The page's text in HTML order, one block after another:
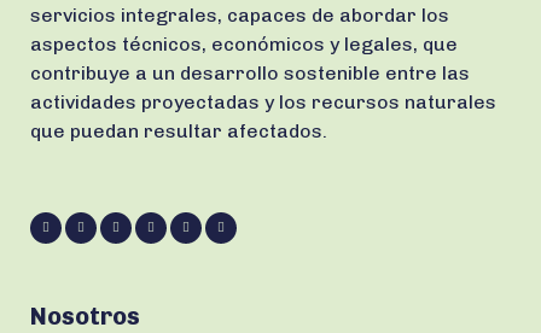
servicios integrales, capaces de abordar los
aspectos técnicos, económicos y legales, que
contribuye a un desarrollo sostenible entre las
actividades proyectadas y los recursos naturales
que puedan resultar afectados.
Nosotros